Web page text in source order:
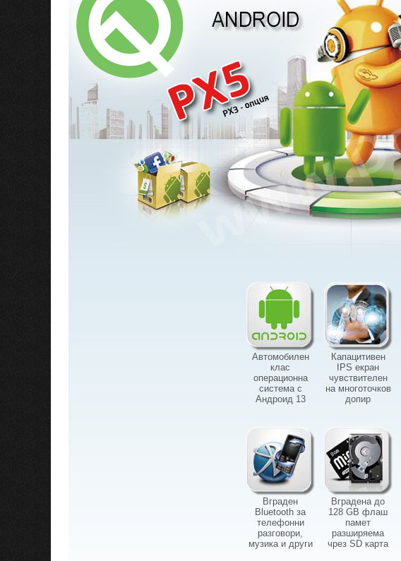
Автомобилен
клас
операционна
система с
Андроид 13
Капацитивен
IPS екран
чувствителен
на многоточков
допир
Вграден
Bluetooth за
телефонни
разговори,
музика и други
Вградена до
128 GB флаш
памет
разширяема
чрез SD карта